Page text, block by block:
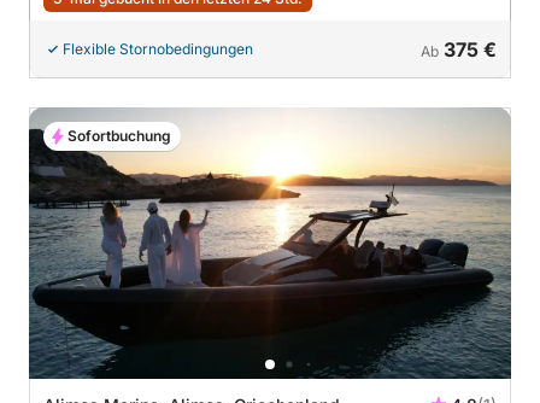
Flexible Stornobedingungen Ab 375 €
Sofortbuchung